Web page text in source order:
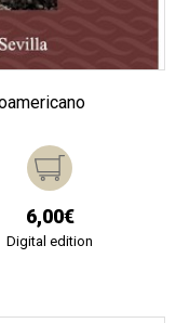
6,00€
Digital edition